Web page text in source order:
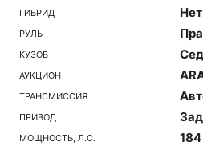
ГИБРИД Нет
РУЛЬ
КУЗОВ
АУКЦИОН
ТРАНСМИССИЯ
ПРИВОД
МОЩНОСТЬ, Л.С. 184